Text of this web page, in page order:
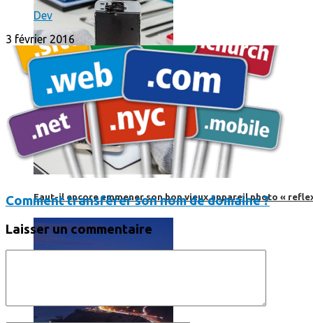
Faut-il encore emmener son bon vieux appareil photo «
Dev
3 février 2016
Comment transférer son nom de domaine ?
Laisser un commentaire